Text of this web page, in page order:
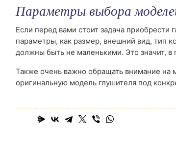
Параметры выбора
Если перед вами стоит задача приобрести
параметры, как размер, внешний вид, тип
должны быть не маленькими. Это значит,
Также очень важно обращать внимание на
оригинальную модель глушителя под